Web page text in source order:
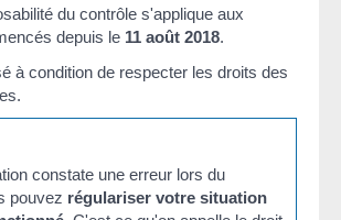
du contrôle s'applique aux
depuis le 11 août 2018.
à condition de respecter les droits des
constate une erreur lors du
pouvez régulariser votre situation